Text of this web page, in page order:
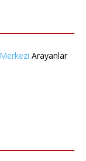
Arayanlar